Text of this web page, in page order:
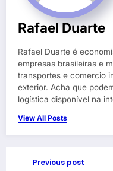
Rafael Duarte
Rafael Duarte é
empresas brasileiras e
transportes e comercio
exterior. Acha que
logística disponível na
View All Posts
Previous post